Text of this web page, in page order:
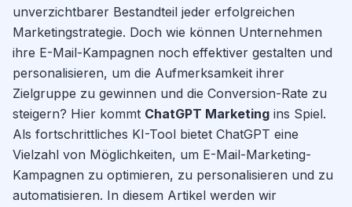
unverzichtbarer Bestandteil jeder erfolgreichen
Marketingstrategie. Doch wie können Unternehmen
ihre E-Mail-Kampagnen noch effektiver gestalten und
personalisieren, um die Aufmerksamkeit ihrer
Zielgruppe zu gewinnen und die Conversion-Rate zu
steigern? Hier kommt ChatGPT Marketing ins Spiel.
Als fortschrittliches KI-Tool bietet ChatGPT eine
Vielzahl von Möglichkeiten, um E-Mail-Marketing-
Kampagnen zu optimieren, zu personalisieren und zu
automatisieren. In diesem Artikel werden wir